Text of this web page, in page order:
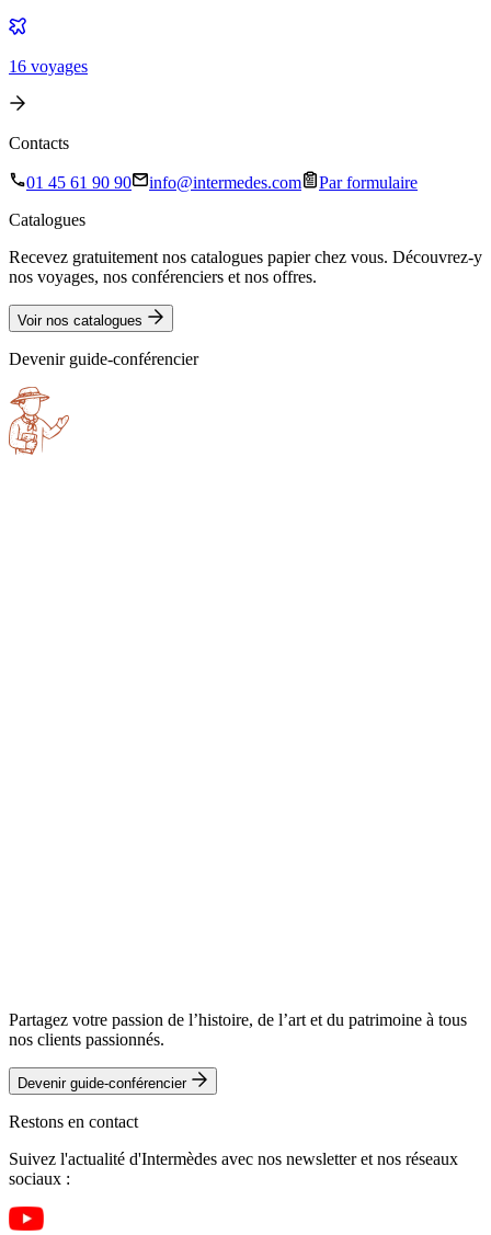
16 voyages
Contacts
01 45 61 90 90 info@intermedes.com
Par formulaire
Catalogues
Recevez gratuitement nos catalogues papier chez vous. Découvrez-y
nos voyages, nos conférenciers et nos offres.
Voir nos catalogues
Devenir guide-conférencier
Partagez votre passion de l’histoire, de l’art et du patrimoine à tous
nos clients passionnés.
Devenir guide-conférencier
Restons en contact
Suivez l'actualité d'Intermèdes avec nos newsletter et nos réseaux
sociaux :